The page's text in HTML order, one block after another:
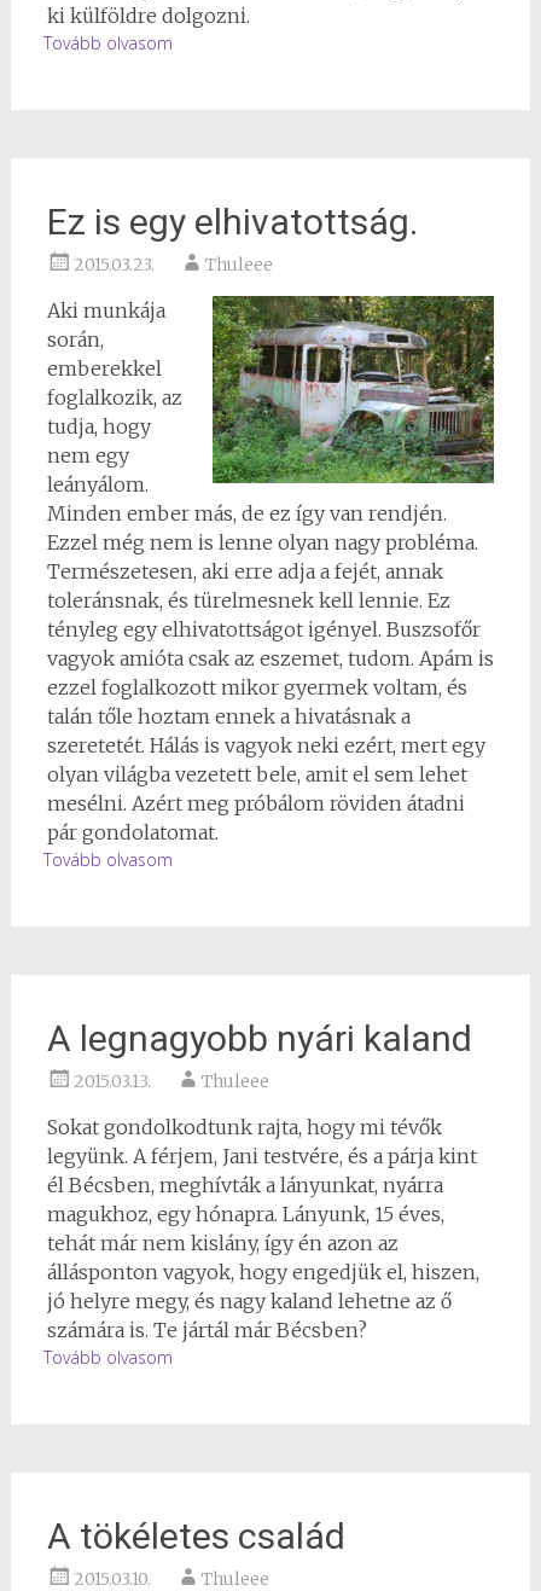
ki külföldre dolgozni.
Tovább olvasom
Ez is egy elhivatottság.
2015.03.23. Thuleee
Aki munkája
során,
emberekkel
foglalkozik, az
tudja, hogy
nem egy
leányálom.
Minden ember más, de ez így van rendjén.
Ezzel még nem is lenne olyan nagy probléma.
Természetesen, aki erre adja a fejét, annak
toleránsnak, és türelmesnek kell lennie. Ez
tényleg egy elhivatottságot igényel. Buszsofőr
vagyok amióta csak az eszemet, tudom. Apám is
ezzel foglalkozott mikor gyermek voltam, és
talán tőle hoztam ennek a hivatásnak a
szeretetét. Hálás is vagyok neki ezért, mert egy
olyan világba vezetett bele, amit el sem lehet
mesélni. Azért meg próbálom röviden átadni
pár gondolatomat.
Tovább olvasom
A legnagyobb nyári kaland
2015.03.13. Thuleee
Sokat gondolkodtunk rajta, hogy mi tévők
legyünk. A férjem, Jani testvére, és a párja kint
él Bécsben, meghívták a lányunkat, nyárra
magukhoz, egy hónapra. Lányunk, 15 éves,
tehát már nem kislány, így én azon az
állásponton vagyok, hogy engedjük el, hiszen,
jó helyre megy, és nagy kaland lehetne az ő
számára is. Te jártál már Bécsben?
Tovább olvasom
A tökéletes család
2015.03.10. Thuleee